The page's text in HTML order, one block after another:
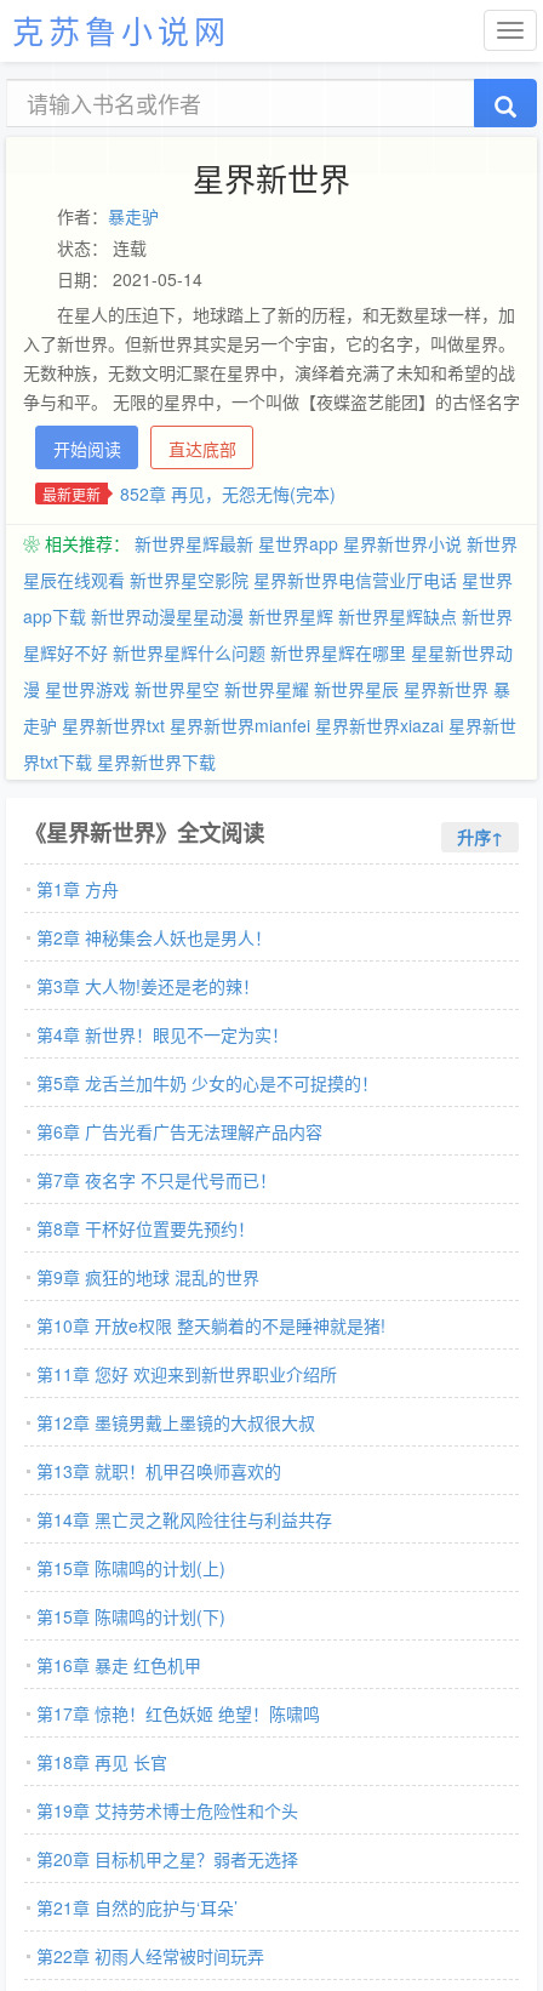
克苏鲁小说网
星界新世界
作者： 暴走驴
状态： 连载
日期： 2021-05-14
在星人的压迫下，地球踏上了新的历程，和无数星球一样，加
入了新世界。但新世界其实是另一个宇宙，它的名字，叫做星界。
无数种族，无数文明汇聚在星界中，演绎着充满了未知和希望的战
争与和平。 无限的星界中，一个叫做【夜蝶盗艺能团】的古怪名字
开始响亮起来。 它的团员很少，有来自地球、其实是却土拨鼠星人
的陈啸鸣，有总是扛着重剑的无口腹黑萝莉，还有总是蒙面的怪盗
魔术师.... 在大部分星界居民看来，夜蝶盗是一个艺能团，总能上
化身为【夜蝶盗盗贼团】，探索着星界的宝藏，用勇气和技艺，演
绎着属于星界盗贼的传奇！他们搞笑，但他们更嗜血！战遍星界，
偷遍新世界！群号128805271
开始阅读 直达底部
最新更新 852章 再见，无怨无悔(完本)
❀ 相关推荐： 新世界星辉最新 星世界app 星界新世界小说 新世界
星辰在线观看 新世界星空影院 星界新世界电信营业厅电话 星世界
app下载 新世界动漫星星动漫 新世界星辉 新世界星辉缺点 新世界
星辉好不好 新世界星辉什么问题 新世界星辉在哪里 星星新世界动
漫 星世界游戏 新世界星空 新世界星耀 新世界星辰 星界新世界 暴
走驴 星界新世界txt 星界新世界mianfei 星界新世界xiazai 星界新世
界txt下载 星界新世界下载
《星界新世界》全文阅读 升序↑
第1章 方舟
第2章 神秘集会人妖也是男人！
第3章 大人物!姜还是老的辣！
第4章 新世界！眼见不一定为实！
第5章 龙舌兰加牛奶 少女的心是不可捉摸的！
第6章 广告光看广告无法理解产品内容
第7章 夜名字 不只是代号而已！
第8章 干杯好位置要先预约！
第9章 疯狂的地球 混乱的世界
第10章 开放e权限 整天躺着的不是睡神就是猪!
第11章 您好 欢迎来到新世界职业介绍所
第12章 墨镜男戴上墨镜的大叔很大叔
第13章 就职！机甲召唤师喜欢的
第14章 黑亡灵之靴风险往往与利益共存
第15章 陈啸鸣的计划(上)
第15章 陈啸鸣的计划(下)
第16章 暴走 红色机甲
第17章 惊艳！红色妖姬 绝望！陈啸鸣
第18章 再见 长官
第19章 艾持劳术博士危险性和个头
第20章 目标机甲之星？弱者无选择
第21章 自然的庇护与‘耳朵’
第22章 初雨人经常被时间玩弄